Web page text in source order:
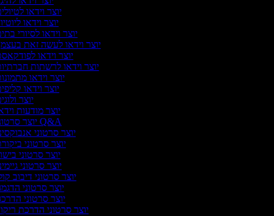
יוצר וידאו
יוצר וידאו
יוצר וידאו לסיורי
יוצר וידאו לעשה זאת
יוצר וידאו
יוצר וידאו לרשתות
יוצר וידאו
יוצר וידאו
יוצר
יוצר מודעות
יוצר סרטוני Q&A
יוצר סרטוני
יוצר סרטוני
יוצר סרטוני
יוצר סרטוני
יוצר סרטוני דיבוב
יוצר סרטוני
יוצר סרטוני
יוצר סרטוני הדרכת